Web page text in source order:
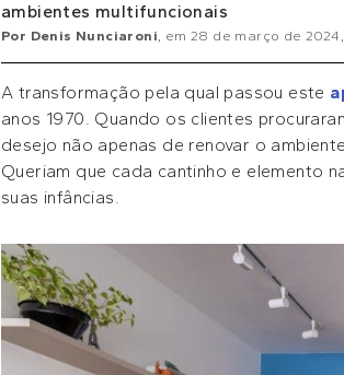
ambientes multifuncionais
Por Denis Nunciaroni, em 28 de março de 2024
A transformação pela qual passou este
anos 1970. Quando os clientes
desejo não apenas de renovar o
Queriam que cada cantinho e elemento
suas infâncias.